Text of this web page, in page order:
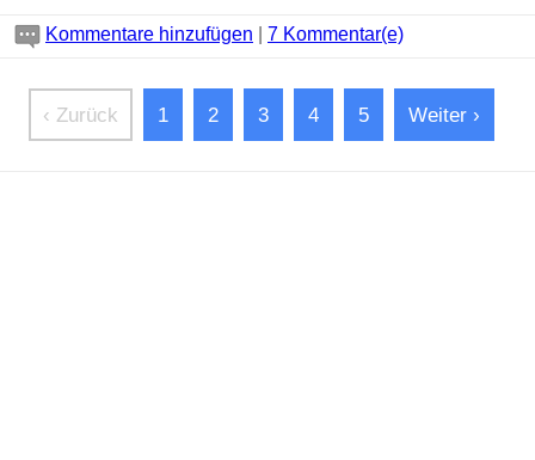
Kommentare hinzufügen 7 Kommentar(e)
‹ Zurück 1 2 3 4 5 Weiter ›